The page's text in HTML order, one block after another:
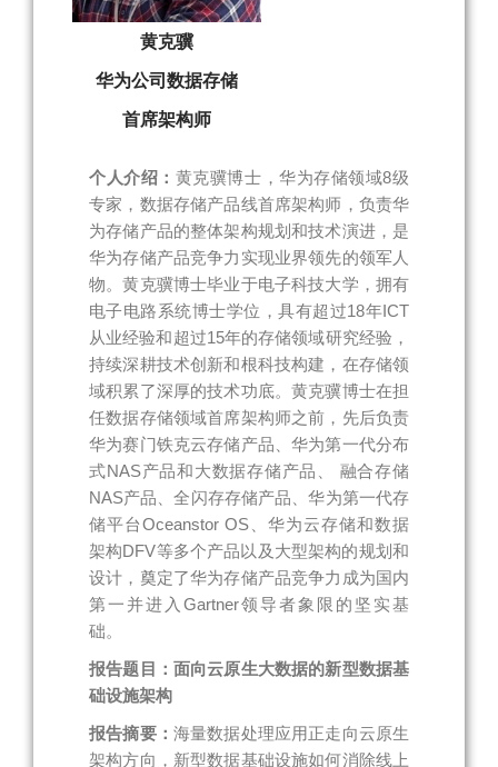
黄克骥
华为公司数据存储
首席架构师
个人介绍： 黄克骥博士，华为存储领域8级
专家，数据存储产品线首席架构师，负责华
为存储产品的整体架构规划和技术演进，是
华为存储产品竞争力实现业界领先的领军人
物。黄克骥博士毕业于电子科技大学，拥有
电子电路系统博士学位，具有超过18年ICT
从业经验和超过15年的存储领域研究经验，
持续深耕技术创新和根科技构建，在存储领
域积累了深厚的技术功底。黄克骥博士在担
任数据存储领域首席架构师之前，先后负责
华为赛门铁克云存储产品、华为第一代分布
式NAS产品和大数据存储产品、 融合存储
NAS产品、全闪存存储产品、华为第一代存
储平台Oceanstor OS、华为云存储和数据
架构DFV等多个产品以及大型架构的规划和
设计，奠定了华为存储产品竞争力成为国内
第一并进入Gartner领导者象限的坚实基
础。
报告题目：面向云原生大数据的新型数据基
础设施架构
报告摘要： 海量数据处理应用正走向云原生
架构方向，新型数据基础设施如何消除线上